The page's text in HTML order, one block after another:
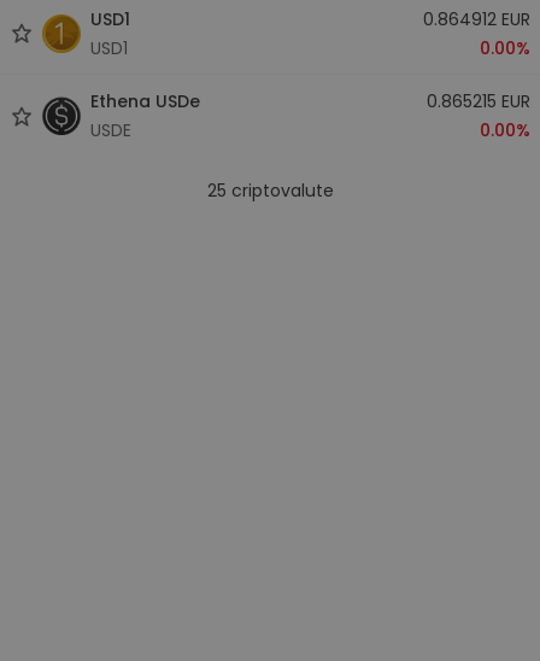
USD1
USD1
0.864912 EUR
0.00%
Ethena USDe
USDE
0.865215 EUR
0.00%
25 criptovalute